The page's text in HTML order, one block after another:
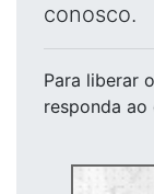
conosco.
Para liberar
responda